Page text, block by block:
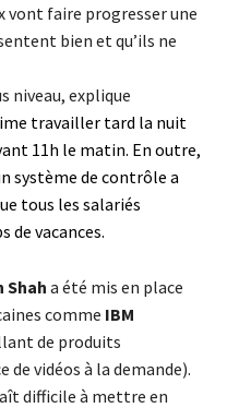
vont faire progresser une
bien et qu’ils ne
niveau, explique
travailler tard la nuit
11h le matin. En outre,
système de contrôle a
tous les salariés
de vacances.
Shaha été mis en place
comme IBM
de produits
de vidéos à la demande).
difficile à mettre en